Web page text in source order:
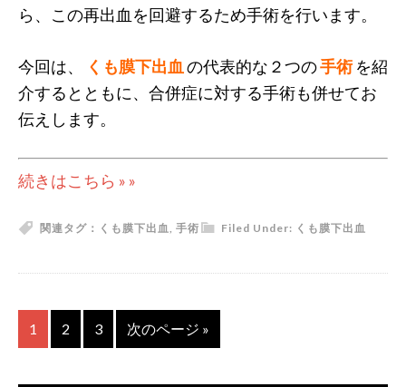
ら、この再出血を回避するため手術を行います。
今回は、 くも膜下出血の代表的な２つの手術を紹
介するとともに、合併症に対する手術も併せてお
伝えします。
続きはこちら » »
Filed Under: くも膜下出血
関連タグ： くも膜下出血, 手術
1 2 3 次のページ »